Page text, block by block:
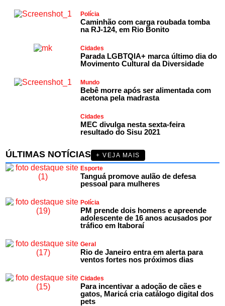
Polícia
Caminhão com carga roubada tomba
na RJ-124, em Rio Bonito
Cidades
Parada LGBTQIA+ marca último dia do
Movimento Cultural da Diversidade
Mundo
Bebê morre após ser alimentada com
acetona pela madrasta
Cidades
MEC divulga nesta sexta-feira
resultado do Sisu 2021
ÚLTIMAS NOTÍCIAS
+ VEJA MAIS
Esporte
Tanguá promove aulão de defesa
pessoal para mulheres
Polícia
PM prende dois homens e apreende
adolescente de 16 anos acusados por
tráfico em Itaboraí
Geral
Rio de Janeiro entra em alerta para
ventos fortes nos próximos dias
Cidades
Para incentivar a adoção de cães e
gatos, Maricá cria catálogo digital dos
pets